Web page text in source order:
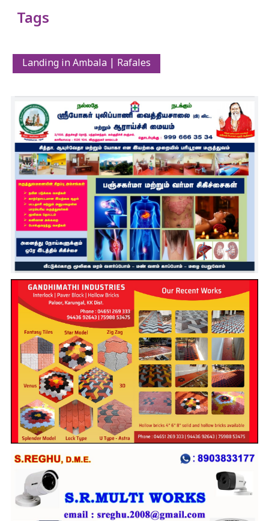
Tags
Landing in Ambala | Rafales